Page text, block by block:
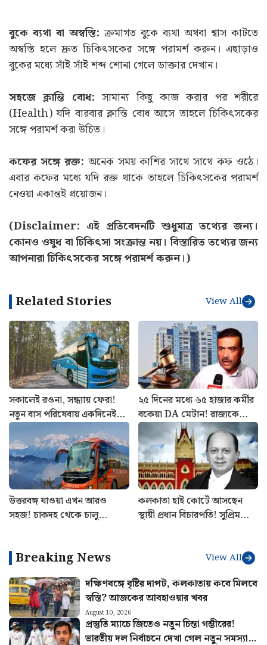
বুকে ব্যথা বা অস্বস্তি: ক্রমাগত বুকে ব্যথা অথবা শ্বাস কাটতে
অস্বস্তি হলে দ্রুত চিকিৎসকের সঙ্গে পরামর্শ করুন। এছাড়াও
বুকের মধ্যে সাঁই সাঁই শব্দ শোনা গেলে ডাক্তার দেখান।
সহজে ক্লান্তি বোধ: সামান্য কিছু কাজ করার পর শরীরে
(Health) যদি বারবার ক্লান্তি বোধ আসে তাহলে চিকিৎসকের
সঙ্গে পরামর্শ করা উচিত।
কফের সঙ্গে রক্ত: অনেক সময় কাশির সাথে সাথে কফ ওঠে।
এবার কফের মধ্যে যদি রক্ত থাকে তাহলে চিকিৎসকের পরামর্শ
নেওয়া একান্তই প্রয়োজন।
(Disclaimer: এই প্রতিবেদনটি শুধুমাত্র তথ্যের জন্য।
কোনও ওষুধ বা চিকিৎসা সংক্রান্ত নয়। বিস্তারিত তথ্যের জন্য
আপনারা চিকিৎসকের সঙ্গে পরামর্শ করুন।)
Related Stories View All
সকালেই রওনা, সন্ধ্যায় ফেরা!
নতুন বাস পরিষেবায় একদিনেই
ঘুরুন ঝাড়গ্রাম
২৫ দিনের মধ্যে ৬৫ হাজার কর্মীর
বকেয়া DA মেটান! রাজ্যকে
বিরাট নির্দেশ, কাদের কপাল
খুলল?
উত্তরবঙ্গ যাওয়া এখন আরও
সহজ! চাকদহ থেকে চালু
কলকাতা হাই কোর্টে আসছেন
স্থায়ী প্রধান বিচারপতি! সুপ্রিম
Breaking News View All
দক্ষিণবঙ্গে বৃষ্টির দাপট, কলকাতায় কবে মিলবে
স্বস্তি? আজকের আবহাওয়ার খবর
August 10, 2026
প্রস্তুতি ম্যাচে জিতেও নতুন চিন্তা গম্ভীরের!
ভারতীয় দল নির্বাচনে দেখা গেল নতুন সমস্যা…